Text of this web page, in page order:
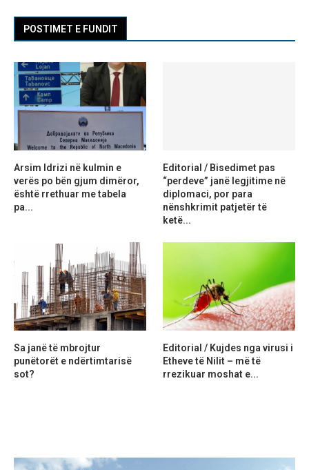
POSTIMET E FUNDIT
Arsim Idrizi në kulmin e
verës po bën gjum dimëror,
është rrethuar me tabela
pa...
Editorial / Bisedimet pas
“perdeve” janë legjitime në
diplomaci, por para
nënshkrimit patjetër të
ketë...
Sa janë të mbrojtur
punëtorët e ndërtimtarisë
sot?
Editorial / Kujdes nga virusi i
Etheve të Nilit – më të
rrezikuar moshat e...